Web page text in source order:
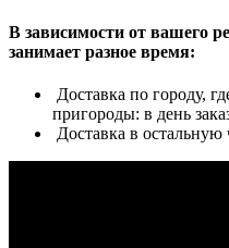
В зависимости от вашего
занимает разное время:
Доставка по городу,
пригороды: в день
Доставка в остальную